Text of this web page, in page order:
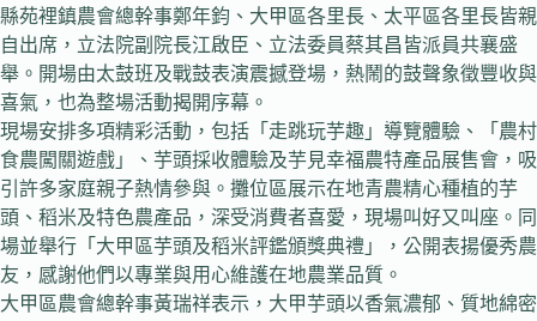
縣苑裡鎮農會總幹事鄭年鈞、大甲區各里長、太平區各里長皆親
自出席，立法院副院長江啟臣、立法委員蔡其昌皆派員共襄盛
舉。開場由太鼓班及戰鼓表演震撼登場，熱鬧的鼓聲象徵豐收與
喜氣，也為整場活動揭開序幕。
現場安排多項精彩活動，包括「走跳玩芋趣」導覽體驗、「農村
食農闖關遊戲」、芋頭採收體驗及芋見幸福農特產品展售會，吸
引許多家庭親子熱情參與。攤位區展示在地青農精心種植的芋
頭、稻米及特色農產品，深受消費者喜愛，現場叫好又叫座。同
場並舉行「大甲區芋頭及稻米評鑑頒獎典禮」，公開表揚優秀農
友，感謝他們以專業與用心維護在地農業品質。
大甲區農會總幹事黃瑞祥表示，大甲芋頭以香氣濃郁、質地綿密